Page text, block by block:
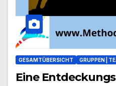
GESAMTÜBERSICHT GRUPPEN |
Eine